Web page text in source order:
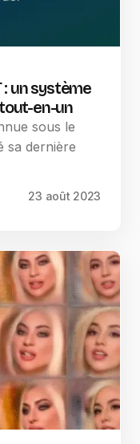
un système
en-un
sous le
sa dernière
23 août 2023